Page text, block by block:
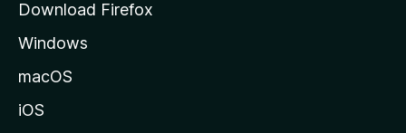
Download Firefox
Windows
macOS
iOS